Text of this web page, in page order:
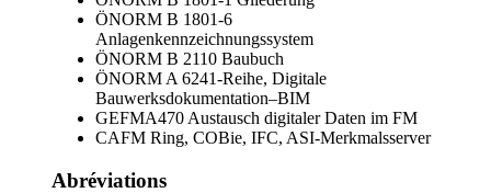
ÖNORM B 1801-6
Anlagenkennzeichnungssystem
ÖNORM B 2110 Baubuch
ÖNORM A 6241-Reihe, Digitale
Bauwerksdokumentation–BIM
GEFMA470 Austausch digitaler Daten im FM
CAFM Ring, COBie, IFC, ASI-Merkmalsserver
Abréviations